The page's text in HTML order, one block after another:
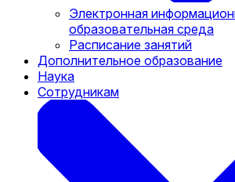
Электронная
образовательная среда
Расписание занятий
Дополнительное образование
Наука
Сотрудникам